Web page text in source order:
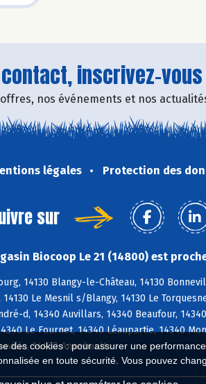
des cookies : pour assurer une
en toute sécurité. Vous pouvez
inscrivez-
nos événements et nos
légales Protection des
sur
Biocoop Le 21 (14800) est
14130 Blangy-le-Château, 14130
Le Mesnil s/Blangy, 14130 Le
d, 14340 Auvillars, 14340 Beaufour,
Le Fournet, 14340 Léaupartie, 14340
14430 Annebault